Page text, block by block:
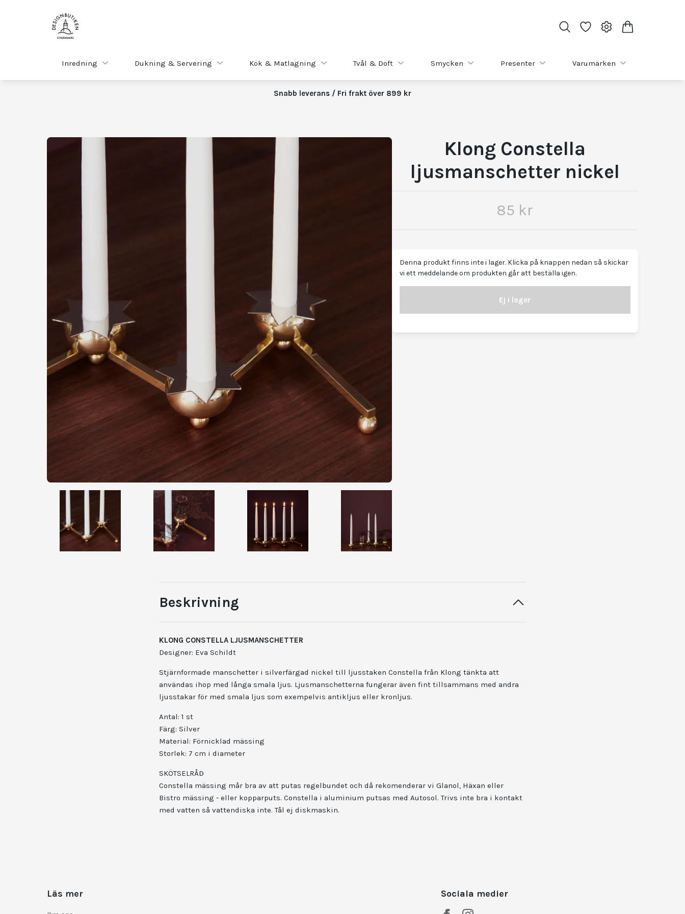
Inredning Dukning & Servering Kök & Matlagning Tvål & Doft Smycken Presenter Varumärken
Snabb leverans / Fri frakt över 899 kr
Klong Constella
ljusmanschetter nickel
85 kr
Denna produkt finns inte i lager. Klicka på knappen nedan så skickar
vi ett meddelande om produkten går att beställa igen.
Ej i lager
Beskrivning
KLONG CONSTELLA LJUSMANSCHETTER
Designer: Eva Schildt
Stjärnformade manschetter i silverfärgad nickel till ljusstaken Constella från Klong tänkta att
användas ihop med långa smala ljus. Ljusmanschetterna fungerar även fint tillsammans med andra
ljusstakar för med smala ljus som exempelvis antikljus eller kronljus.
Antal: 1 st
Färg: Silver
Material: Förnicklad mässing
Storlek: 7 cm i diameter
SKÖTSELRÅD
Constella mässing mår bra av att putas regelbundet och då rekomenderar vi Glanol, Häxan eller
Bistro mässing - eller kopparputs. Constella i aluminium putsas med Autosol. Trivs inte bra i kontakt
med vatten så vattendiska inte. Tål ej diskmaskin.
Läs mer Sociala medier